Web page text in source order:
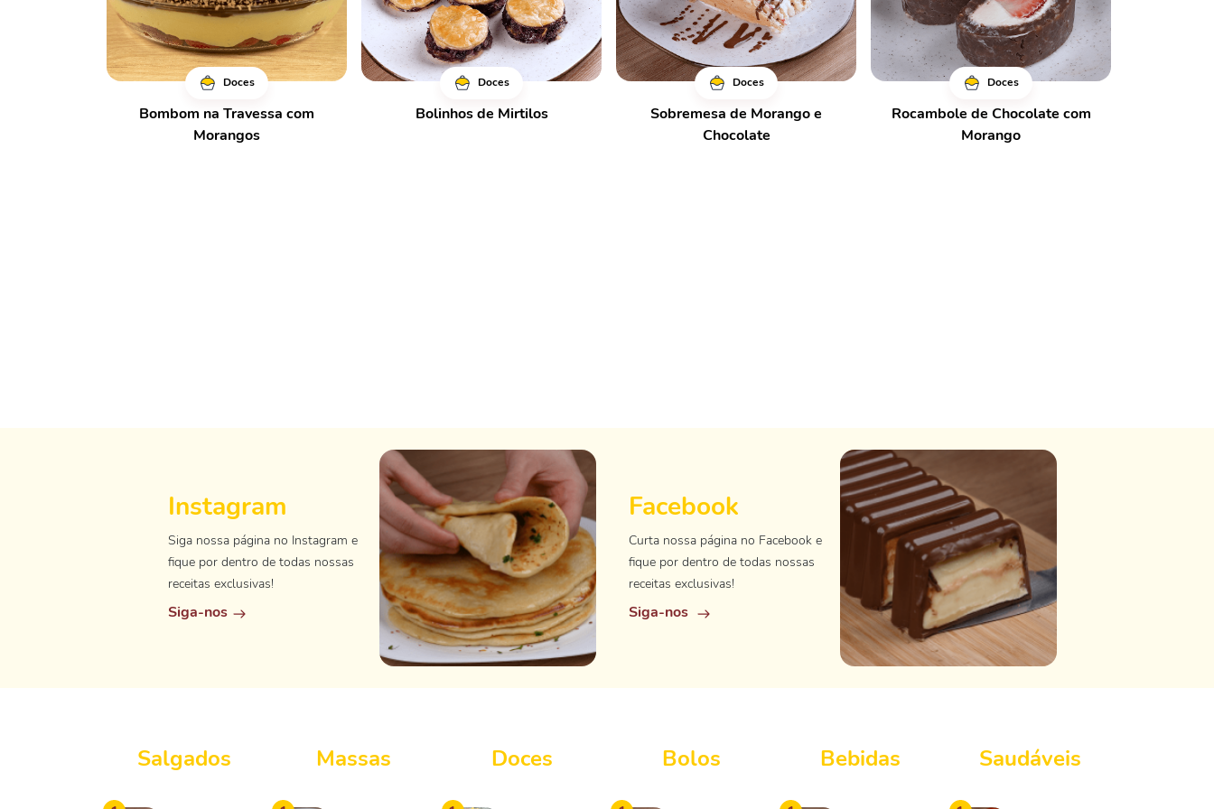
Doces
Bombom na Travessa com
Morangos
Doces
Bolinhos de Mirtilos
Doces
Sobremesa de Morango e
Chocolate
Doces
Rocambole de Chocolate com
Morango
Instagram
Siga nossa página no Instagram e
fique por dentro de todas nossas
receitas exclusivas!
Siga-nos
Facebook
Curta nossa página no Facebook e
fique por dentro de todas nossas
receitas exclusivas!
Siga-nos
Salgados Massas Doces Bolos Bebidas Saudáveis